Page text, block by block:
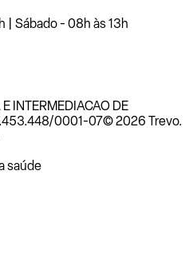
| Sábado - 08h às 13h
INTERMEDIACAO DE
0001-07© 2026 Trevo.
saúde